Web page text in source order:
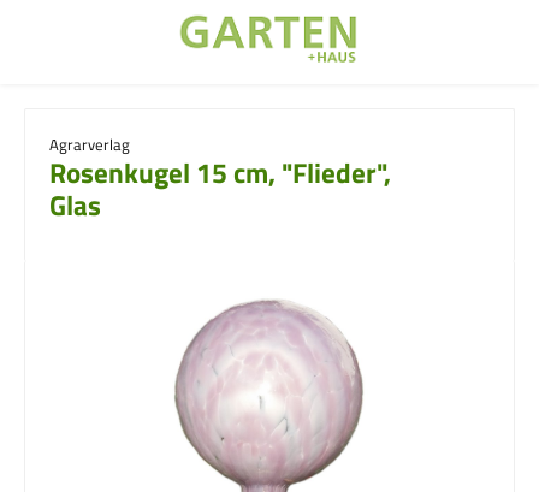
Agrarverlag
Rosenkugel 15 cm, "Flieder",
Glas